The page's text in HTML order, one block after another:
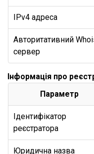
IPv4 адреса
Авторитативний
сервер
Інформація про
Параметр
Ідентифікатор
реєстратора
Юридична назва